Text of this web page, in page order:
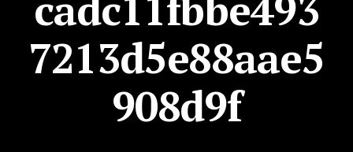
7213d5e88aae5
908d9f